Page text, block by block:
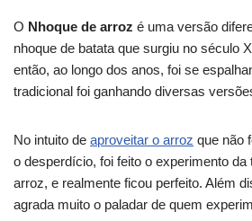
O Nhoque de arroz é uma versão
nhoque de batata que surgiu no século
então, ao longo dos anos, foi se
tradicional foi ganhando diversas
No intuito de aproveitar o arroz que não
o desperdício, foi feito o experimento da
arroz, e realmente ficou perfeito. Além
agrada muito o paladar de quem